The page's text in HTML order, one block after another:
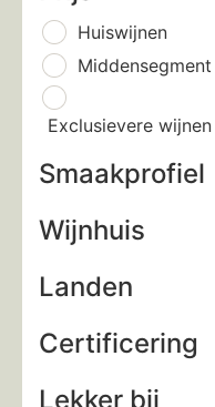
Huiswijnen
Middensegment
Exclusievere wijnen
Smaakprofiel
Wijnhuis
Landen
Certificering
Lekker bij